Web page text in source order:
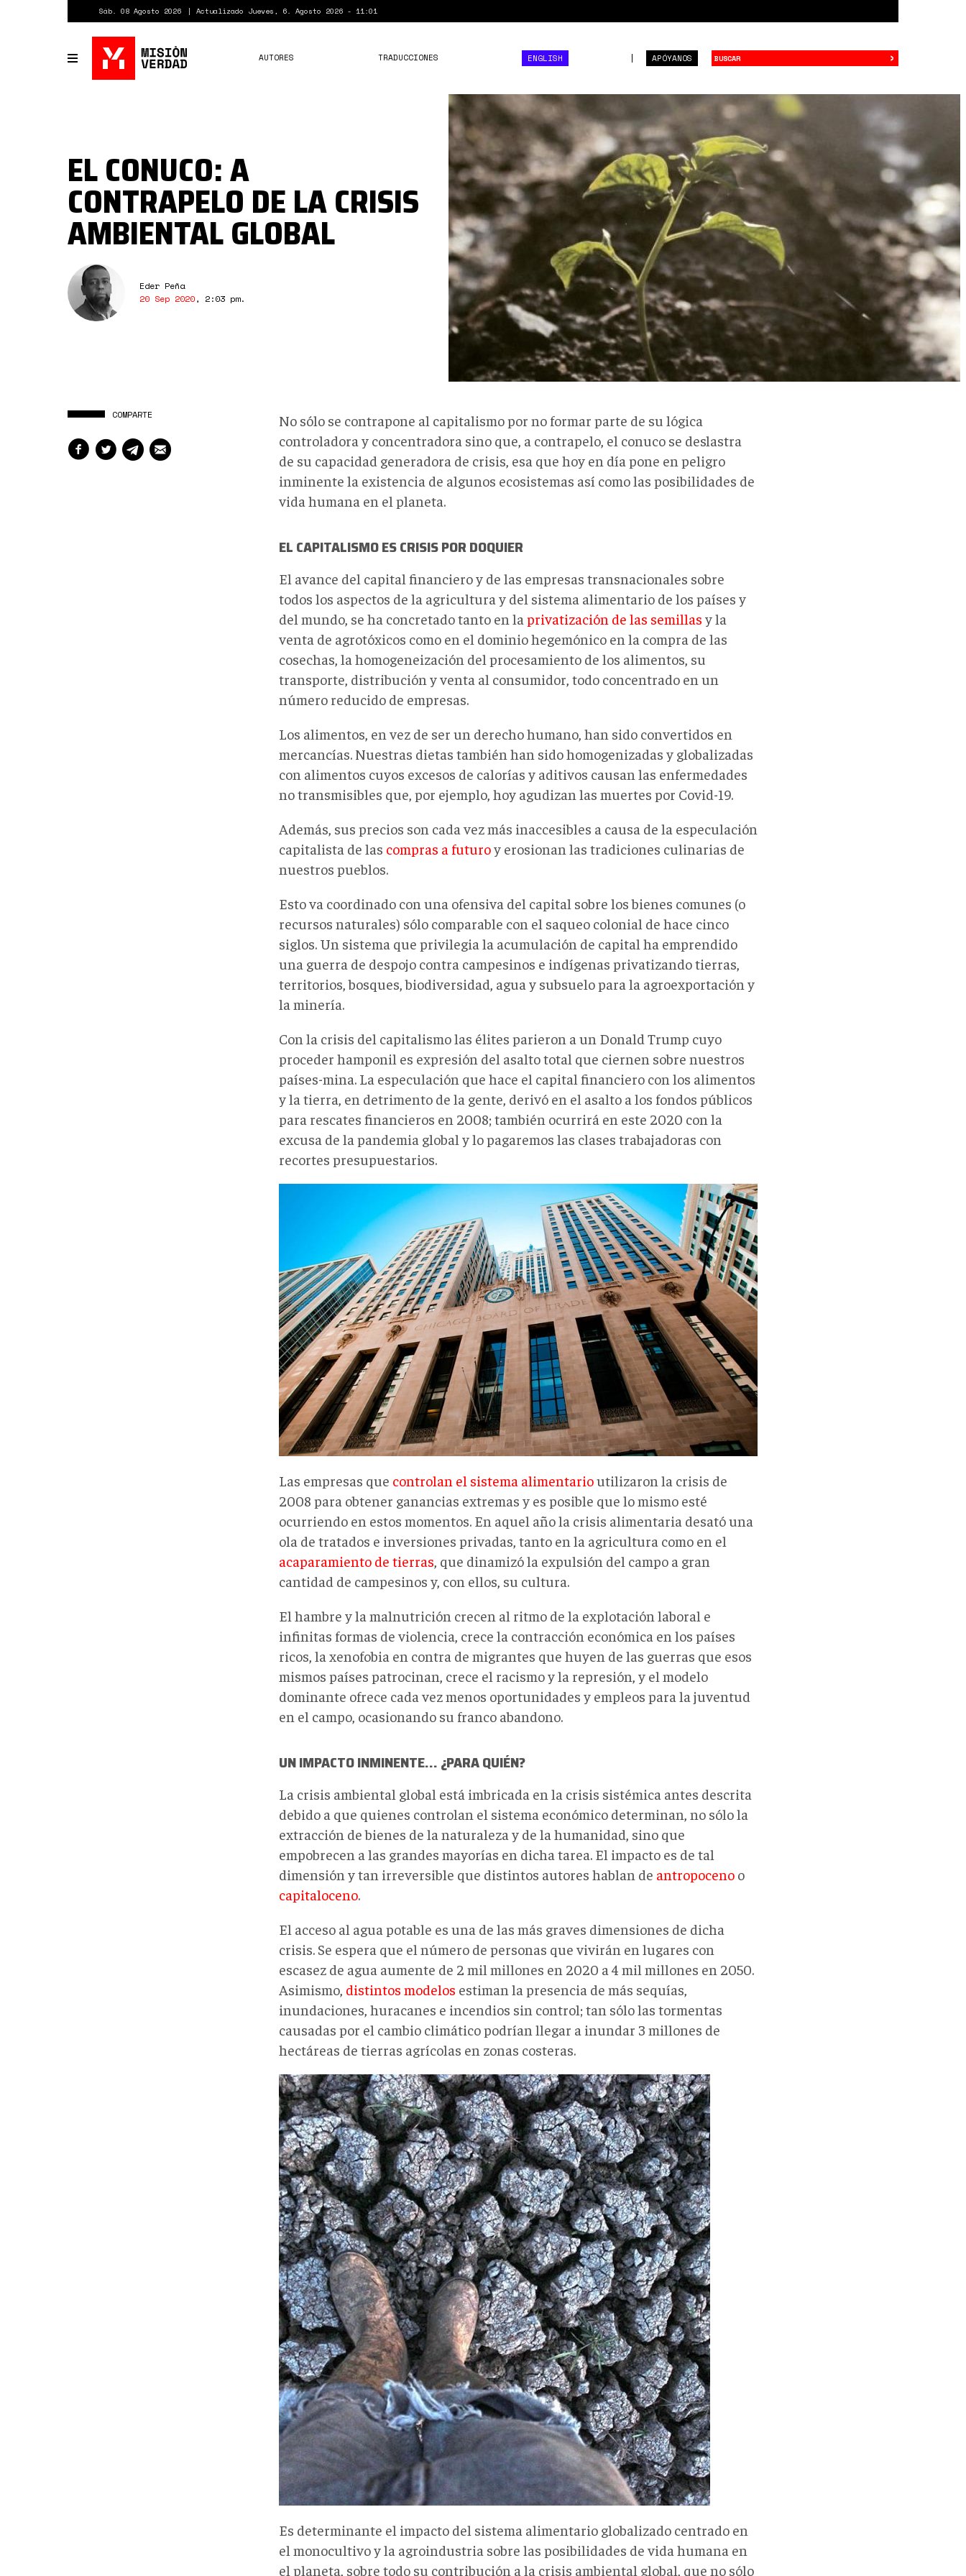
Sáb. 08 Agosto 2026 Actualizado Jueves, 6. Agosto 2026 - 11:01
Toggle
navigation
APÓYANOS
AUTORES TRADUCCIONES ENGLISH ›
1*eQJffi_WaB9yVX0R-
L9r8w.jpeg
EL CONUCO: A
CONTRAPELO DE LA CRISIS
AMBIENTAL GLOBAL
Eder Peña
20 Sep 2020, 2:03 pm.
COMPARTE
No sólo se contrapone al capitalismo por no formar parte de su lógica
controladora y concentradora sino que, a contrapelo, el conuco se deslastra
de su capacidad generadora de crisis, esa que hoy en día pone en peligro
inminente la existencia de algunos ecosistemas así como las posibilidades de
vida humana en el planeta.
EL CAPITALISMO ES CRISIS POR DOQUIER
El avance del capital financiero y de las empresas transnacionales sobre
todos los aspectos de la agricultura y del sistema alimentario de los países y
del mundo, se ha concretado tanto en la privatización de las semillas y la
venta de agrotóxicos como en el dominio hegemónico en la compra de las
cosechas, la homogeneización del procesamiento de los alimentos, su
transporte, distribución y venta al consumidor, todo concentrado en un
número reducido de empresas.
Los alimentos, en vez de ser un derecho humano, han sido convertidos en
mercancías. Nuestras dietas también han sido homogenizadas y globalizadas
con alimentos cuyos excesos de calorías y aditivos causan las enfermedades
no transmisibles que, por ejemplo, hoy agudizan las muertes por Covid-19.
Además, sus precios son cada vez más inaccesibles a causa de la especulación
capitalista de las compras a futuroy erosionan las tradiciones culinarias de
nuestros pueblos.
Esto va coordinado con una ofensiva del capital sobre los bienes comunes (o
recursos naturales) sólo comparable con el saqueo colonial de hace cinco
siglos. Un sistema que privilegia la acumulación de capital ha emprendido
una guerra de despojo contra campesinos e indígenas privatizando tierras,
territorios, bosques, biodiversidad, agua y subsuelo para la agroexportación y
la minería.
Con la crisis del capitalismo las élites parieron a un Donald Trump cuyo
proceder hamponil es expresión del asalto total que ciernen sobre nuestros
países-mina. La especulación que hace el capital financiero con los alimentos
y la tierra, en detrimento de la gente, derivó en el asalto a los fondos públicos
para rescates financieros en 2008; también ocurrirá en este 2020 con la
excusa de la pandemia global y lo pagaremos las clases trabajadoras con
recortes presupuestarios.
Las empresas que controlan el sistema alimentarioutilizaron la crisis de
2008 para obtener ganancias extremas y es posible que lo mismo esté
ocurriendo en estos momentos. En aquel año la crisis alimentaria desató una
ola de tratados e inversiones privadas, tanto en la agricultura como en el
acaparamiento de tierras , que dinamizó la expulsión del campo a gran
cantidad de campesinos y, con ellos, su cultura.
El hambre y la malnutrición crecen al ritmo de la explotación laboral e
infinitas formas de violencia, crece la contracción económica en los países
ricos, la xenofobia en contra de migrantes que huyen de las guerras que esos
mismos países patrocinan, crece el racismo y la represión, y el modelo
dominante ofrece cada vez menos oportunidades y empleos para la juventud
en el campo, ocasionando su franco abandono.
UN IMPACTO INMINENTE… ¿PARA QUIÉN?
La crisis ambiental global está imbricada en la crisis sistémica antes descrita
debido a que quienes controlan el sistema económico determinan, no sólo la
extracción de bienes de la naturaleza y de la humanidad, sino que
empobrecen a las grandes mayorías en dicha tarea. El impacto es de tal
dimensión y tan irreversible que distintos autores hablan de antropoceno o
capitaloceno.
El acceso al agua potable es una de las más graves dimensiones de dicha
crisis. Se espera que el número de personas que vivirán en lugares con
escasez de agua aumente de 2 mil millones en 2020 a 4 mil millones en 2050.
Asimismo, distintos modelos estiman la presencia de más sequías,
inundaciones, huracanes e incendios sin control; tan sólo las tormentas
causadas por el cambio climático podrían llegar a inundar 3 millones de
hectáreas de tierras agrícolas en zonas costeras.
Es determinante el impacto del sistema alimentario globalizado centrado en
el monocultivo y la agroindustria sobre las posibilidades de vida humana en
el planeta, sobre todo su contribución a la crisis ambiental global, que no sólo